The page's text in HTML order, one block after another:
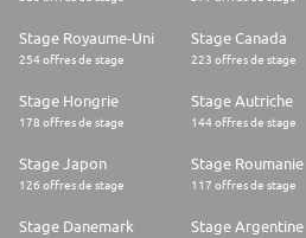
Stage Royaume-Uni
254 offres de stage
Stage Canada
223 offres de stage
Stage Hongrie
178 offres de stage
Stage Autriche
144 offres de stage
Stage Japon
126 offres de stage
Stage Roumanie
117 offres de stage
Stage Danemark Stage Argentine